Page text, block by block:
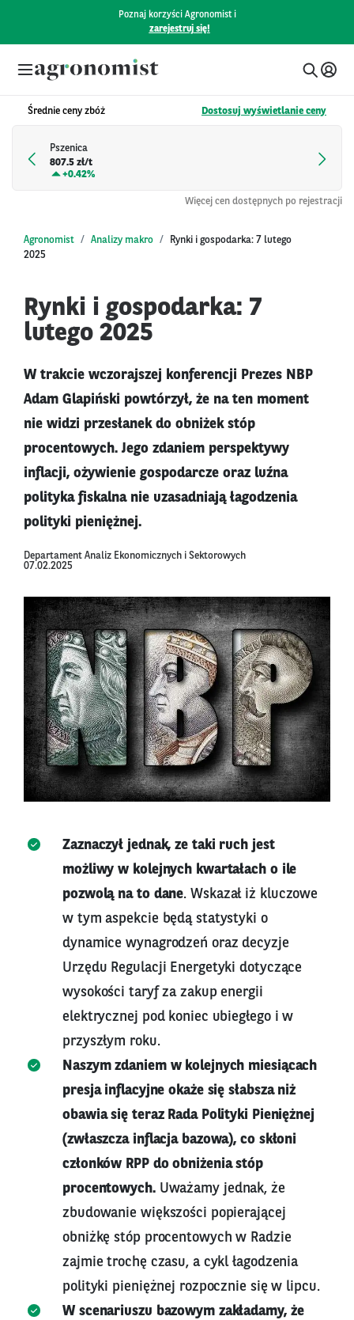
Poznaj korzyści Agronomist i
zarejestruj się!
Średnie ceny zbóż Dostosuj wyświetlanie ceny
Pszenica
807.5 zł/t
+0.42%
Więcej cen dostępnych po rejestracji
Agronomist Analizy makro
Rynki i gospodarka: 7 lutego
2025
Rynki i gospodarka: 7
lutego 2025
W trakcie wczorajszej konferencji Prezes NBP
Adam Glapiński powtórzył, że na ten moment
nie widzi przesłanek do obniżek stóp
procentowych. Jego zdaniem perspektywy
inflacji, ożywienie gospodarcze oraz luźna
polityka fiskalna nie uzasadniają łagodzenia
polityki pieniężnej.
Departament Analiz Ekonomicznych i Sektorowych
07.02.2025
Zaznaczył jednak, ze taki ruch jest
możliwy w kolejnych kwartałach o ile
pozwolą na to dane. Wskazał iż kluczowe
w tym aspekcie będą statystyki o
dynamice wynagrodzeń oraz decyzje
Urzędu Regulacji Energetyki dotyczące
wysokości taryf za zakup energii
elektrycznej pod koniec ubiegłego i w
przyszłym roku.
Naszym zdaniem w kolejnych miesiącach
presja inflacyjne okaże się słabsza niż
obawia się teraz Rada Polityki Pieniężnej
(zwłaszcza inflacja bazowa), co skłoni
członków RPP do obniżenia stóp
procentowych.Uważamy jednak, że
zbudowanie większości popierającej
obniżkę stóp procentowych w Radzie
zajmie trochę czasu, a cykl łagodzenia
polityki pieniężnej rozpocznie się w lipcu.
W scenariuszu bazowym zakładamy, że